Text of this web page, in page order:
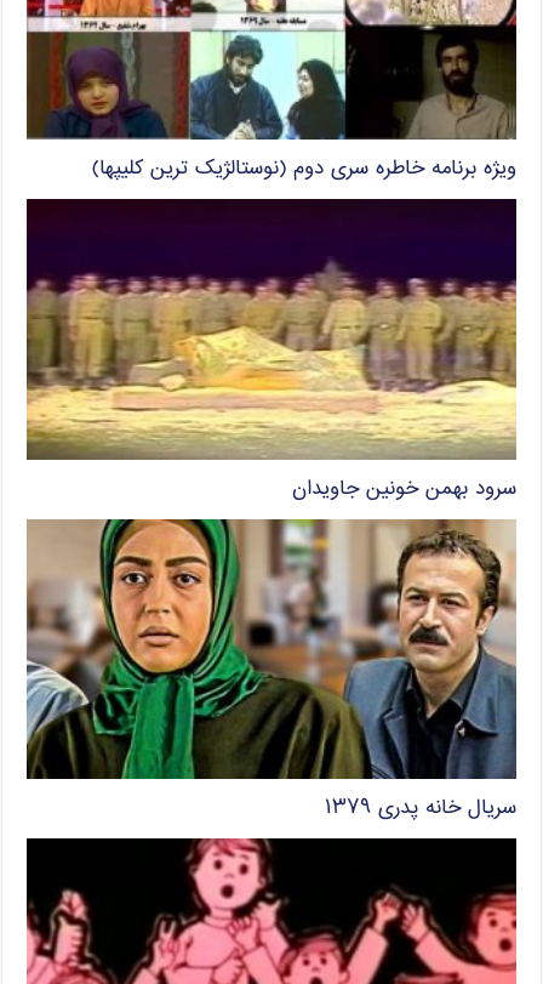
ویژه برنامه خاطره سری دوم (نوستالژیک ترین کلیپها)
سرود بهمن خونین جاویدان
سریال خانه پدری ۱۳۷۹